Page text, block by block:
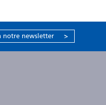
notre newsletter >